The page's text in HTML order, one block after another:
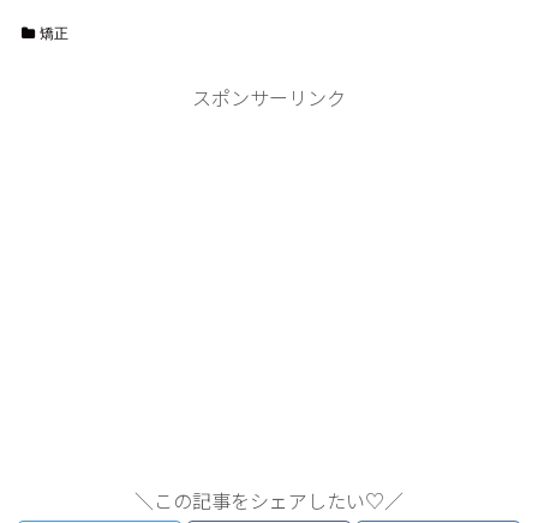
矯正
スポンサーリンク
＼この記事をシェアしたい♡／